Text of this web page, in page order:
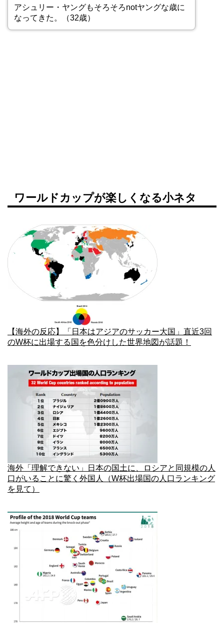
アシュリー・ヤングもそろそろnotヤングな歳に
なってきた。（32歳）
ワールドカップが楽しくなる小ネタ
【海外の反応】「日本はアジアのサッカー大国」直近3回
のW杯に出場する国を色分けした世界地図が話題！
海外「理解できない」日本の国土に、ロシアと同規模の人
口がいることに驚く外国人（W杯出場国の人口ランキング
を見て）